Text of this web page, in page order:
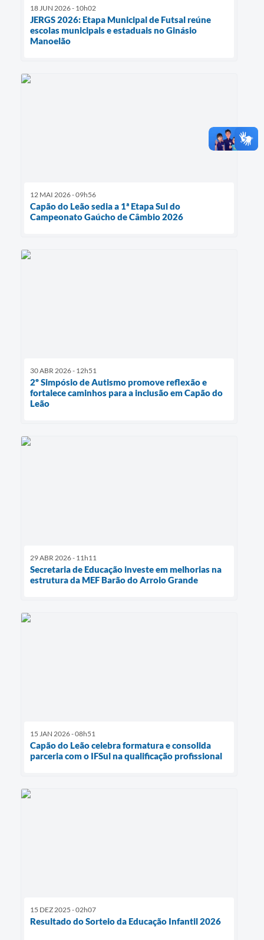
18 JUN 2026 - 10h02
JERGS 2026: Etapa Municipal de Futsal reúne
escolas municipais e estaduais no Ginásio
Manoelão
12 MAI 2026 - 09h56
Capão do Leão sedia a 1ª Etapa Sul do
Campeonato Gaúcho de Câmbio 2026
30 ABR 2026 - 12h51
2º Simpósio de Autismo promove reflexão e
fortalece caminhos para a inclusão em Capão do
Leão
29 ABR 2026 - 11h11
Secretaria de Educação investe em melhorias na
estrutura da MEF Barão do Arroio Grande
15 JAN 2026 - 08h51
Capão do Leão celebra formatura e consolida
parceria com o IFSul na qualificação profissional
15 DEZ 2025 - 02h07
Resultado do Sorteio da Educação Infantil 2026